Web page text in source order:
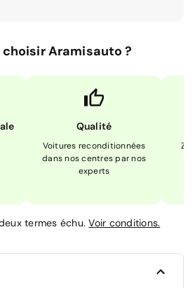
choisir Aramisauto ?
Qualité
Voitures reconditionnées
dans nos centres par nos
experts
termes échu.Voir conditions.